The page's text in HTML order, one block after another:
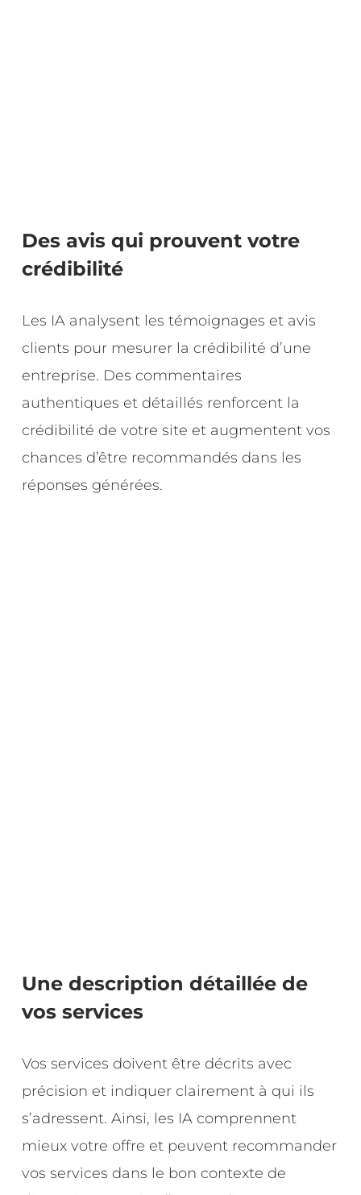
Des avis qui prouvent votre
crédibilité
Les IA analysent les témoignages et avis
clients pour mesurer la crédibilité d’une
entreprise. Des commentaires
authentiques et détaillés renforcent la
crédibilité de votre site et augmentent vos
chances d’être recommandés dans les
réponses générées.
Une description détaillée de
vos services
Vos services doivent être décrits avec
précision et indiquer clairement à qui ils
s’adressent. Ainsi, les IA comprennent
mieux votre offre et peuvent recommander
vos services dans le bon contexte de